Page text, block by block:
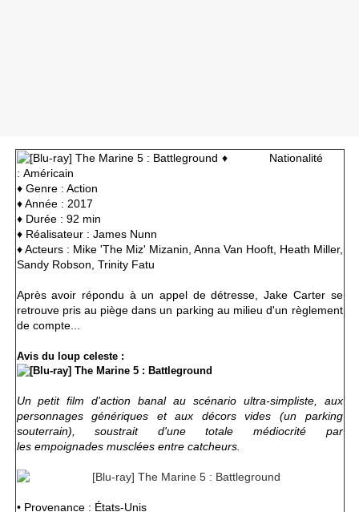
♦ Nationalité
: Américain
♦ Genre : Action
♦ Année : 2017
♦ Durée : 92 min
♦ Réalisateur : James Nunn
♦ Acteurs : Mike 'The Miz' Mizanin, Anna Van Hooft, Heath Miller,
Sandy Robson, Trinity Fatu
Après avoir répondu à un appel de détresse, Jake Carter se
retrouve pris au piège dans un parking au milieu d'un règlement
de compte...
Avis du loup celeste :
Un petit film d'action banal au scénario ultra-simpliste, aux
personnages génériques et aux décors vides (un parking
souterrain), soustrait d'une totale médiocrité par
les empoignades musclées entre catcheurs.
• Provenance : États-Unis